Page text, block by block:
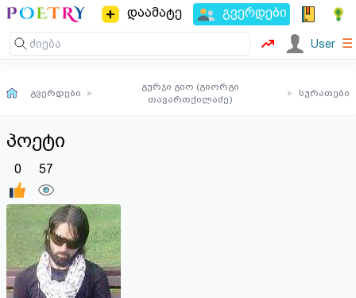
დაამატე გვერდები
User ☰
გვერდები ▸
გურჯი გიო (გიორგი
თავართქილაძე)
▸ სურათები
პოეტი
0 57